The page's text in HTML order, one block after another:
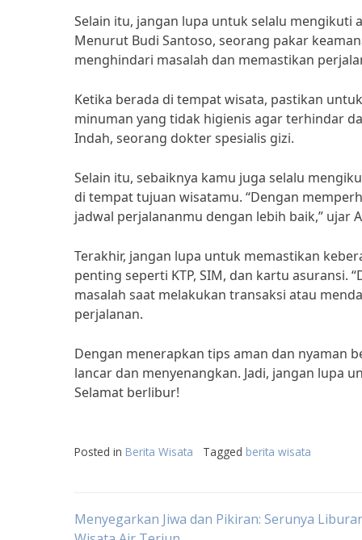
Selain itu, jangan lupa untuk selalu
Menurut Budi Santoso, seorang pakar
menghindari masalah dan memastikan
Ketika berada di tempat wisata, pastikan
minuman yang tidak higienis agar terhindar
Indah, seorang dokter spesialis gizi.
Selain itu, sebaiknya kamu juga selalu
di tempat tujuan wisatamu. “Dengan
jadwal perjalananmu dengan lebih baik,” ujar
Terakhir, jangan lupa untuk memastikan
penting seperti KTP, SIM, dan kartu asuransi.
masalah saat melakukan transaksi atau
perjalanan.
Dengan menerapkan tips aman dan nyaman
lancar dan menyenangkan. Jadi, jangan lupa
Selamat berlibur!
Posted in Berita Wisata Tagged berita wisata
Post
Menyegarkan Jiwa dan Pikiran: Serunya